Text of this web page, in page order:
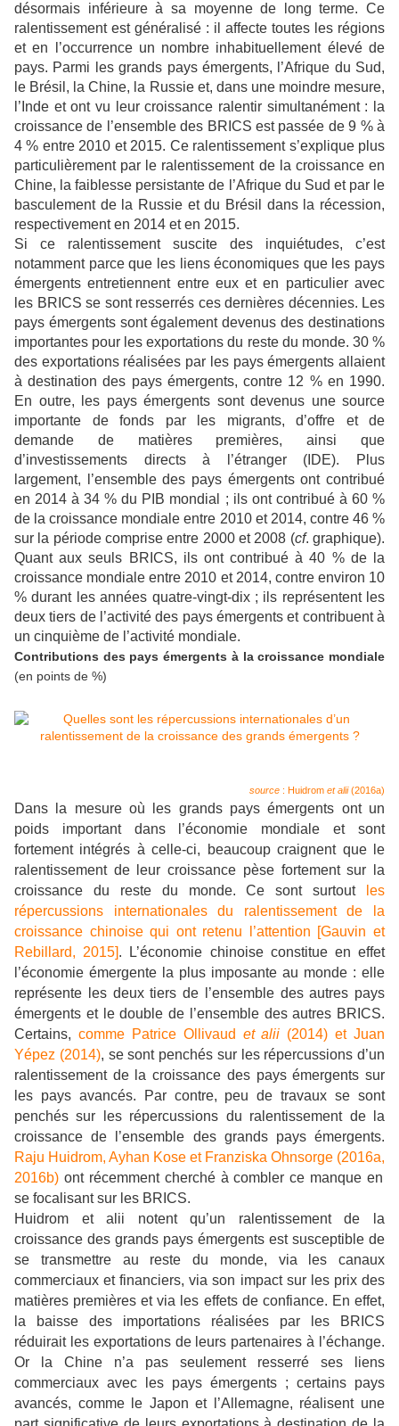
désormais inférieure à sa moyenne de long terme. Ce
ralentissement est généralisé : il affecte toutes les régions
et en l’occurrence un nombre inhabituellement élevé de
pays. Parmi les grands pays émergents, l’Afrique du Sud,
le Brésil, la Chine, la Russie et, dans une moindre mesure,
l’Inde et ont vu leur croissance ralentir simultanément : la
croissance de l’ensemble des BRICS est passée de 9 % à
4 % entre 2010 et 2015. Ce ralentissement s’explique plus
particulièrement par le ralentissement de la croissance en
Chine, la faiblesse persistante de l’Afrique du Sud et par le
basculement de la Russie et du Brésil dans la récession,
respectivement en 2014 et en 2015.
Si ce ralentissement suscite des inquiétudes, c’est
notamment parce que les liens économiques que les pays
émergents entretiennent entre eux et en particulier avec
les BRICS se sont resserrés ces dernières décennies. Les
pays émergents sont également devenus des destinations
importantes pour les exportations du reste du monde. 30 %
des exportations réalisées par les pays émergents allaient
à destination des pays émergents, contre 12 % en 1990.
En outre, les pays émergents sont devenus une source
importante de fonds par les migrants, d’offre et de
demande de matières premières, ainsi que
d’investissements directs à l’étranger (IDE). Plus
largement, l’ensemble des pays émergents ont contribué
en 2014 à 34 % du PIB mondial ; ils ont contribué à 60 %
de la croissance mondiale entre 2010 et 2014, contre 46 %
sur la période comprise entre 2000 et 2008 (cf. graphique).
Quant aux seuls BRICS, ils ont contribué à 40 % de la
croissance mondiale entre 2010 et 2014, contre environ 10
% durant les années quatre-vingt-dix ; ils représentent les
deux tiers de l’activité des pays émergents et contribuent à
un cinquième de l’activité mondiale.
Contributions des pays émergents à la croissance mondiale
(en points de %)
source : Huidrom et alii(2016a)
Dans la mesure où les grands pays émergents ont un
poids important dans l’économie mondiale et sont
fortement intégrés à celle-ci, beaucoup craignent que le
ralentissement de leur croissance pèse fortement sur la
croissance du reste du monde. Ce sont surtout
les
répercussions internationales du ralentissement de la
croissance chinoise qui ont retenu l’attention [Gauvin et
Rebillard, 2015]. L’économie chinoise constitue en effet
l’économie émergente la plus imposante au monde : elle
représente les deux tiers de l’ensemble des autres pays
émergents et le double de l’ensemble des autres BRICS.
Certains, comme Patrice Ollivaud et alii (2014) et Juan
Yépez (2014), se sont penchés sur les répercussions d’un
ralentissement de la croissance des pays émergents sur
les pays avancés. Par contre, peu de travaux se sont
penchés sur les répercussions du ralentissement de la
croissance de l’ensemble des grands pays émergents.
Raju Huidrom, Ayhan Kose et Franziska Ohnsorge (2016a,
2016b) ont récemment cherché à combler ce manque en
se focalisant sur les BRICS.
Huidrom et alii notent qu’un ralentissement de la
croissance des grands pays émergents est susceptible de
se transmettre au reste du monde, via les canaux
commerciaux et financiers, via son impact sur les prix des
matières premières et via les effets de confiance. En effet,
la baisse des importations réalisées par les BRICS
réduirait les exportations de leurs partenaires à l’échange.
Or la Chine n’a pas seulement resserré ses liens
commerciaux avec les pays émergents ; certains pays
avancés, comme le Japon et l’Allemagne, réalisent une